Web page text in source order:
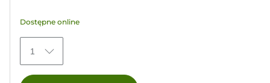
Dostępne online
1